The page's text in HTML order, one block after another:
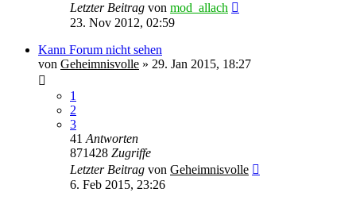
Letzter Beitrag von mod_allach
23. Nov 2012, 02:59
Kann Forum nicht sehen
von Geheimnisvolle » 29. Jan 2015, 18:27
1
2
3
41Antworten
871428 Zugriffe
Letzter Beitrag von Geheimnisvolle
6. Feb 2015, 23:26